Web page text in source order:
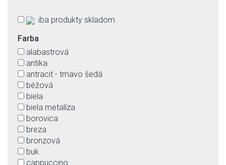
iba produkty skladom
Farba
alabastrová
antika
antracit - tmavo šedá
béžová
biela
biela metalíza
borovica
breza
bronzová
buk
cappuccino